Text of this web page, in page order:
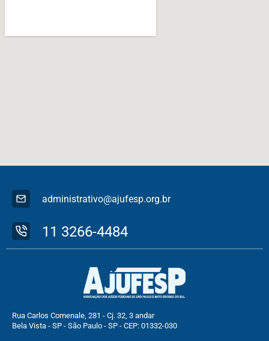
administrativo@ajufesp.org.br
11 3266-4484
Rua Carlos Comenale, 281 - Cj. 32, 3 andar
Bela Vista - SP - São Paulo - SP - CEP: 01332-030